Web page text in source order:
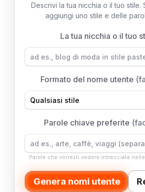
Descrivi la tua nicchia o il tuo stile.
aggiungi uno stile e delle
La tua nicchia o il tuo
Formato del nome utente
Parole chiave preferite
Parole che vorresti vedere intrecciate
Genera nomi utente